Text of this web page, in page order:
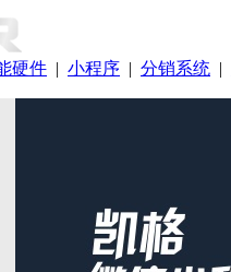
硬件 | 小程序 | 分销系统 |